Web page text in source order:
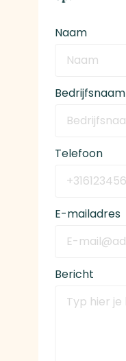
Naam
Bedrijfsnaam
Telefoon
E-mailadres
Bericht